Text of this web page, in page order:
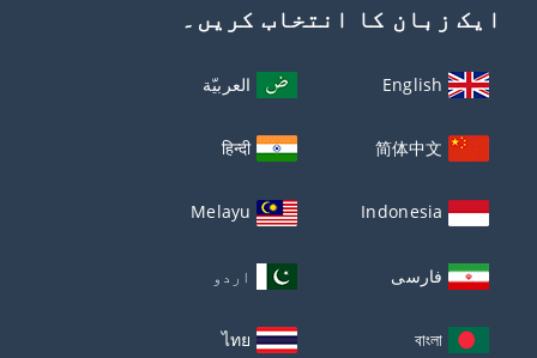
ایک زبان کا انتخاب کریں۔
English العربيّة
简体中文
हिन्दी
Indonesia
Melayu
فارسی اردو
বাংলা
ไทย